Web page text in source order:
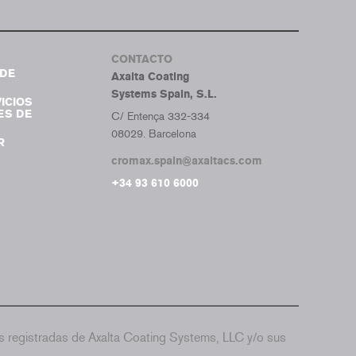
DE
CONTACTO
Axalta Coating
Systems Spain, S.L.
C/ Entença 332-334
08029. Barcelona
cromax.spain@axaltacs.com
+34 93 610 6000
de Axalta Coating Systems, LLC y/o sus